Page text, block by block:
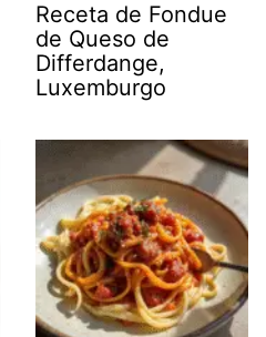
Receta de Fondue
de Queso de
Differdange,
Luxemburgo